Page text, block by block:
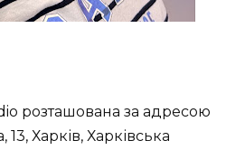
розташована за адресою
Харків, Харківська